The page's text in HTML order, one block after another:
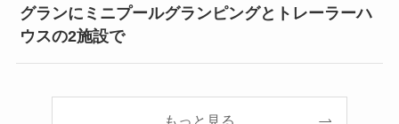
グランにミニプールグランピングとトレーラーハ
ウスの2施設で